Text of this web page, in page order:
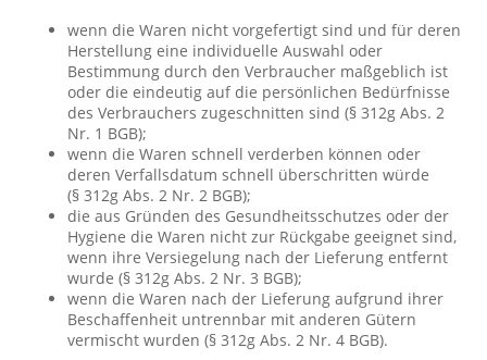
wenn die Waren nicht vorgefertigt sind und für deren
Herstellung eine individuelle Auswahl oder
Bestimmung durch den Verbraucher maßgeblich ist
oder die eindeutig auf die persönlichen Bedürfnisse
des Verbrauchers zugeschnitten sind (§ 312g Abs. 2
Nr. 1 BGB);
wenn die Waren schnell verderben können oder
deren Verfallsdatum schnell überschritten würde
(§ 312g Abs. 2 Nr. 2 BGB);
die aus Gründen des Gesundheitsschutzes oder der
Hygiene die Waren nicht zur Rückgabe geeignet sind,
wenn ihre Versiegelung nach der Lieferung entfernt
wurde (§ 312g Abs. 2 Nr. 3 BGB);
wenn die Waren nach der Lieferung aufgrund ihrer
Beschaffenheit untrennbar mit anderen Gütern
vermischt wurden (§ 312g Abs. 2 Nr. 4 BGB).